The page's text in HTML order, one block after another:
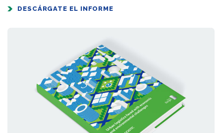
DESCÁRGATE EL INFORME